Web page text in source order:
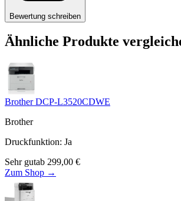
Bewertung schreiben
Ähnliche Produkte
Brother DCP-L3520CDWE
Brother
Druckfunktion: Ja
Sehr gutab 299,00 €
Zum Shop →